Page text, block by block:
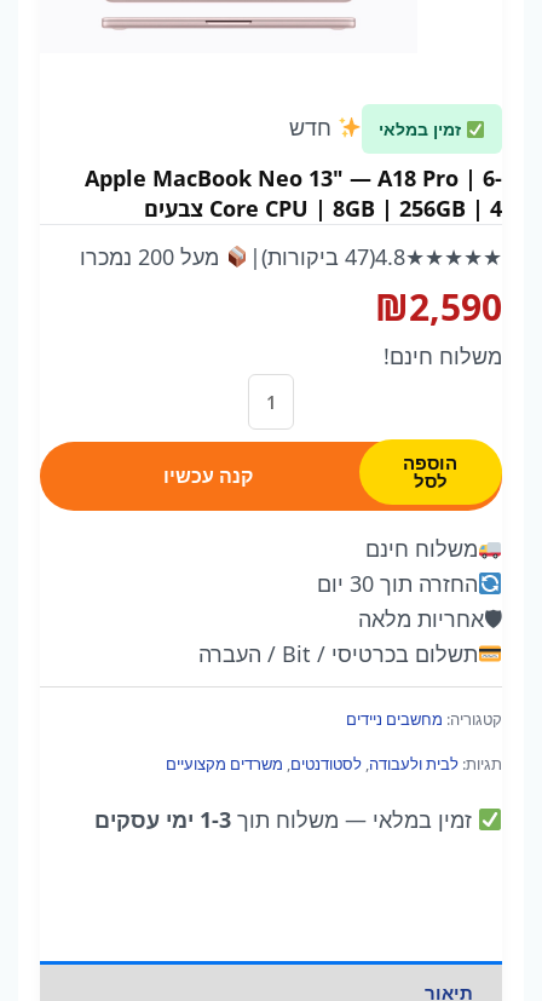
זמין במלאי
חדש
Apple MacBook Neo 13" — A18 Pro | 6-
Core CPU | 8GB | 256GB | 4 צבעים
★★★★★
4.8(47 ביקורות) | מעל 200 נמכרו
₪2,590
משלוח חינם!
כמות
של
MacBook
Pro
Core
CPU
הוספה
לסל קנה עכשיו
משלוח חינם
החזרה תוך 30 יום
🛡אחריות מלאה
תשלום בכרטיסי / Bit / העברה
קטגוריה: מחשבים ניידים
תגיות: לבית ולעבודה, לסטודנטים, משרדים מקצועיים
זמין במלאי — משלוח תוך1-3 ימי עסקים
תיאור